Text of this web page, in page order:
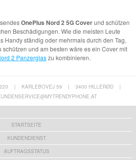
OnePlus Nord 2 5G Coverund schützen
Beschädigungen. Wie die meisten Leute
Handy ständig oder mehrmals durch den Tag,
schützen und am besten wäre es ein Cover mit
2 Panzerglaszu kombinieren.
| KARLEBOVEJ 59 | 3400 HILLERØD
|
STARTSEITE
KUNDENDIENST
AUFTRAGSSTATUS